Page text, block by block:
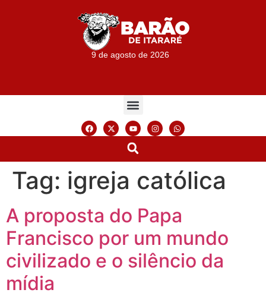
9 de agosto de 2026
Tag: igreja católica
A proposta do Papa
Francisco por um mundo
civilizado e o silêncio da
mídia